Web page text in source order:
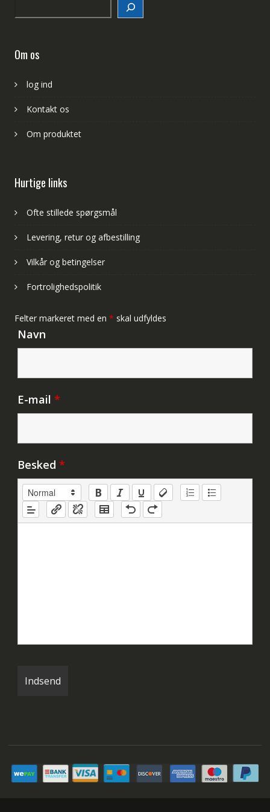
Om os
log ind
Kontakt os
Om produktet
Hurtige links
Ofte stillede spørgsmål
Levering, retur og afbestilling
Vilkår og betingelser
Fortrolighedspolitik
Felter markeret med en * skal udfyldes
Navn
E-mail *
Besked *